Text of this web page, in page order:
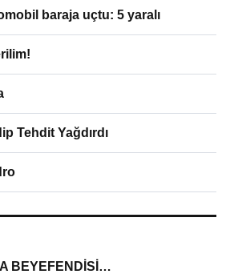
baraja uçtu: 5 yaralı
Tehdit Yağdırdı
BEYEFENDİSİ…